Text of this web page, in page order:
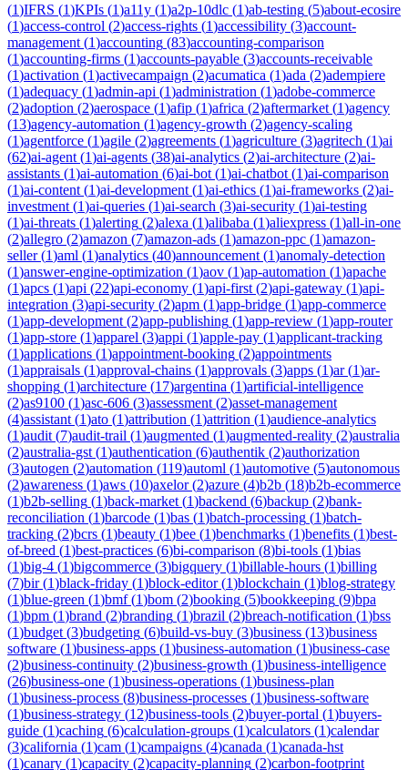
(1)IFRS (1)KPIs (1)a11y (1)a2p-10dlc (1)ab-testing (5)about-ecosire
(1)access-control (2)access-rights (1)accessibility (3)account-
management (1)accounting (83)accounting-comparison
(1)accounting-firms (1)accounts-payable (3)accounts-receivable
(1)activation (1)activecampaign (2)acumatica (1)ada (2)adempiere
(1)adequacy (1)admin-api (1)administration (1)adobe-commerce
(2)adoption (2)aerospace (1)afip (1)africa (2)aftermarket (1)agency
(13)agency-automation (1)agency-growth (2)agency-scaling
(1)agentforce (1)agile (2)agreements (1)agriculture (3)agritech (1)ai
(62)ai-agent (1)ai-agents (38)ai-analytics (2)ai-architecture (2)ai-
assistants (1)ai-automation (6)ai-bot (1)ai-chatbot (1)ai-comparison
(1)ai-content (1)ai-development (1)ai-ethics (1)ai-frameworks (2)ai-
investment (1)ai-queries (1)ai-search (3)ai-security (1)ai-testing
(1)ai-threats (1)alerting (2)alexa (1)alibaba (1)aliexpress (1)all-in-one
(2)allegro (2)amazon (7)amazon-ads (1)amazon-ppc (1)amazon-
seller(1)aml (1)analytics (40)announcement (1)anomaly-detection
(1)answer-engine-optimization (1)aov (1)ap-automation (1)apache
(1)apcs (1)api (22)api-economy (1)api-first (2)api-gateway (1)api-
integration (3)api-security (2)apm (1)app-bridge (1)app-commerce
(1)app-development (2)app-publishing (1)app-review (1)app-router
(1)app-store (1)apparel (3)appi (1)apple-pay (1)applicant-tracking
(1)applications (1)appointment-booking (2)appointments
(1)appraisals (1)approval-chains (1)approvals (3)apps (1)ar(1)ar-
shopping (1)architecture (17)argentina (1)artificial-intelligence
(2)as9100 (1)asc-606 (3)assessment (2)asset-management
(4)assistant (1)ato (1)attribution (1)attrition (1)audience-analytics
(1)audit (7)audit-trail (1)augmented (1)augmented-reality (2)australia
(2)australia-gst (1)authentication (6)authentik (2)authorization
(3)autogen (2)automation (119)automl (1)automotive (5)autonomous
(2)awareness (1)aws (10)axelor(2)azure (4)b2b (18)b2b-ecommerce
(1)b2b-selling (1)back-market (1)backend (6)backup (2)bank-
reconciliation (1)barcode (1)bas (1)batch-processing (1)batch-
tracking (2)bcrs (1)beauty (1)bee (1)benchmarks (1)benefits (1)best-
of-breed (1)best-practices (6)bi-comparison (8)bi-tools (1)bias
(1)big-4 (1)bigcommerce (3)bigquery (1)billable-hours (1)billing
(7)bir(1)black-friday (1)block-editor(1)blockchain (1)blog-strategy
(1)blue-green (1)bmf(1)bom (2)booking (5)bookkeeping (9)bpa
(1)bpm (1)brand (2)branding (1)brazil (2)breach-notification (1)bss
(1)budget (3)budgeting (6)build-vs-buy (3)business (13)business
software (1)business-apps (1)business-automation (1)business-case
(2)business-continuity (2)business-growth (1)business-intelligence
(26)business-one (1)business-operations (1)business-plan
(1)business-process (8)business-processes (1)business-software
(1)business-strategy (12)business-tools (2)buyer-portal (1)buyers-
guide (1)caching (6)calculation-groups (1)calculators (1)calendar
(3)california (1)cam (1)campaigns (4)canada (1)canada-hst
(1)canary (1)capacity (2)capacity-planning (2)carbon-footprint